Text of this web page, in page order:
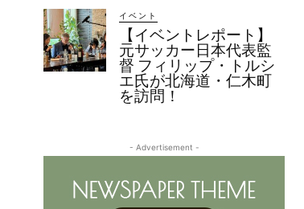
イベント
【イベントレポート】
元サッカー日本代表監
督 フィリップ・トルシ
エ氏が北海道・仁木町
を訪問！
- Advertisement -